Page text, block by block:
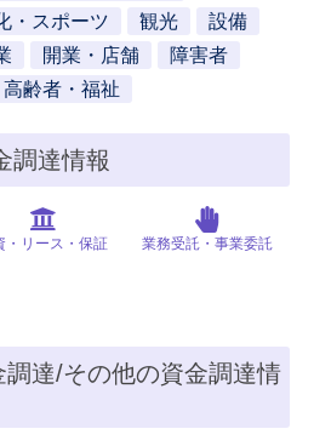
・スポーツ 観光
設備
開業・店舗
障害者
高齢者・福祉
調達情報
・リース・保証 業務受託・事業委託
達/その他の資金調達情